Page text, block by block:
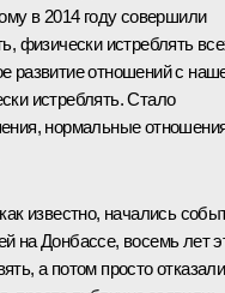
в 2014 году совершили
физически истреблять
развитие отношений с
истреблять. Стало
нормальные
известно, начались
на Донбассе, восемь лет
а потом просто